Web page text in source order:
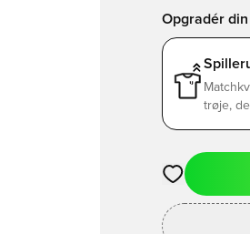
Opgradér
trøje,
Åbner en